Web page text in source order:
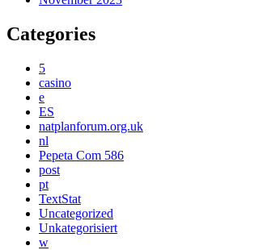
Categories
5
casino
e
ES
natplanforum.org.uk
nl
Pepeta Com 586
post
pt
TextStat
Uncategorized
Unkategorisiert
w